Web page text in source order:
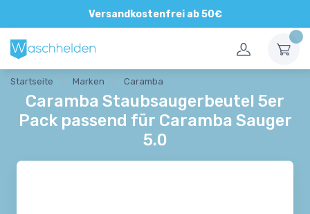
Versandkostenfrei ab 50€
Startseite Marken Caramba
Caramba Staubsaugerbeutel 5er
Pack passend für Caramba Sauger
5.0